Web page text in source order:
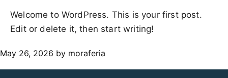
Welcome to WordPress. This is your first post.
Edit or delete it, then start writing!
May 26, 2026 by moraferia